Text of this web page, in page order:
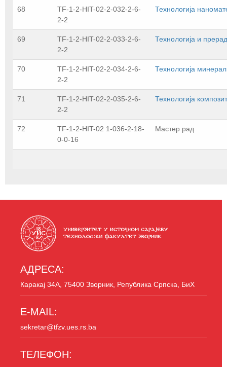
68
TF-1-2-HIT-02-2-032-2-6-
2-2
Технологија
69
TF-1-2-HIT-02-2-033-2-6-
2-2
Технологија и
70
TF-1-2-HIT-02-2-034-2-6-
2-2
Технологија
71
TF-1-2-HIT-02-2-035-2-6-
2-2
Технологија
72
TF-1-2-HIT-02 1-036-2-18-
0-0-16
Мастер рад
АДРЕСА:
Каракај 34A, 75400 Зворник, Република Српска, БиХ
E-MAIL:
sekretar@tfzv.ues.rs.ba
ТЕЛЕФОН: